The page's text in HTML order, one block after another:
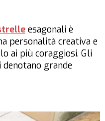
esagonali è
personalità creativa e
ai più coraggiosi. Gli
grande